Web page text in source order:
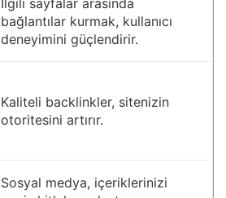
İlgili sayfalar arasında
bağlantılar kurmak, kullanıcı
deneyimini güçlendirir.
Kaliteli backlinkler, sitenizin
otoritesini artırır.
Sosyal medya, içeriklerinizi